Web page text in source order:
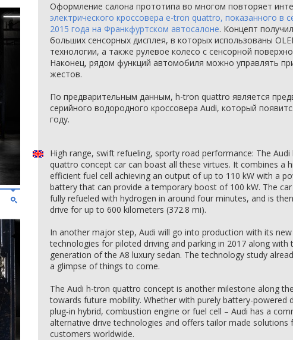
Оформление салона прототипа во многом повторяет
электрического кроссовера e-tron quattro, показанного в
2015 года на Франкфуртском автосалоне. Концепт
больших сенсорных дисплея, в которых использованы
технологии, а также рулевое колесо с сенсорной
Наконец, рядом функций автомобиля можно управлять
жестов.
По предварительным данным, h-tron quattro является
серийного водородного кроссовера Audi, который
году.
High range, swift refueling, sporty road performance: The Audi
quattro concept car can boast all these virtues. It combines a
efficient fuel cell achieving an output of up to 110 kW with a
battery that can provide a temporary boost of 100 kW. The car
fully refueled with hydrogen in around four minutes, and is
drive for up to 600 kilometers (372.8 mi).
In another major step, Audi will go into production with its new
technologies for piloted driving and parking in 2017 along with
generation of the A8 luxury sedan. The technology study
a glimpse of things to come.
The Audi h-tron quattro concept is another milestone along
towards future mobility. Whether with purely battery-powered
plug‑in hybrid, combustion engine or fuel cell – Audi has a
alternative drive technologies and offers tailor made solutions
customers worldwide.